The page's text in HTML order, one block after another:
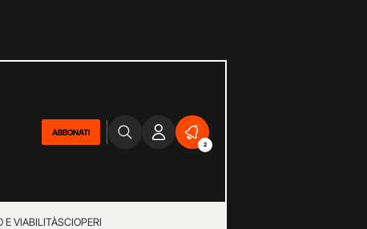
ABBONATI
2
E VIABILITÀSCIOPERI